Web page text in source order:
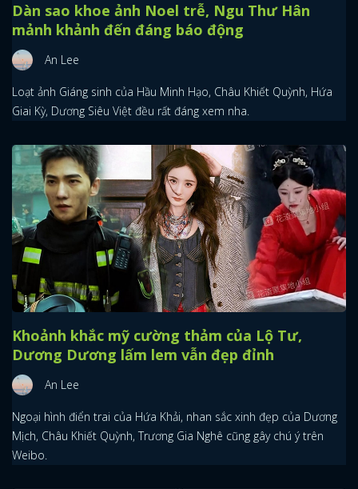
Dàn sao khoe ảnh Noel trễ, Ngu Thư Hân
mảnh khảnh đến đáng báo động
An Lee
Loạt ảnh Giáng sinh của Hầu Minh Hạo, Châu Khiết Quỳnh, Hứa
Giai Kỳ, Dương Siêu Việt đều rất đáng xem nha.
Khoảnh khắc mỹ cường thảm của Lộ Tư,
Dương Dương lấm lem vẫn đẹp đỉnh
An Lee
Ngoại hình điển trai của Hứa Khải, nhan sắc xinh đẹp của Dương
Mịch, Châu Khiết Quỳnh, Trương Gia Nghê cũng gây chú ý trên
Weibo.